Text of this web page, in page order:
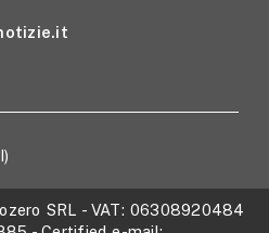
SRL - VAT: 06308920484